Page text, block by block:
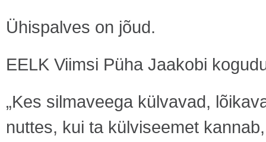
Ühispalves on jõud.
EELK Viimsi Püha Jaakobi
„Kes silmaveega külvavad,
nuttes, kui ta külviseemet